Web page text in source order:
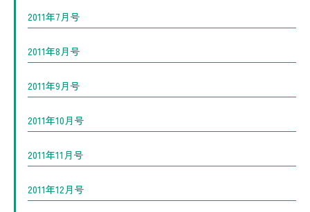
2011年7月号
2011年8月号
2011年9月号
2011年10月号
2011年11月号
2011年12月号